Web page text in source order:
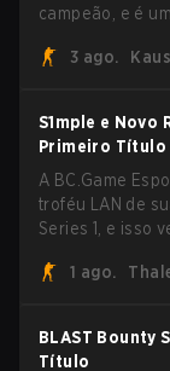
campeão, e é
shuffles,
3 ago.
S1mple e Novo
Primeiro Título
A BC.Game
troféu LAN de
Series 1, e isso
campanha com
1 ago.
BLAST Bounty
Título